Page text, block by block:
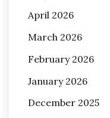
April 2026
March 2026
February 2026
January 2026
December 2025